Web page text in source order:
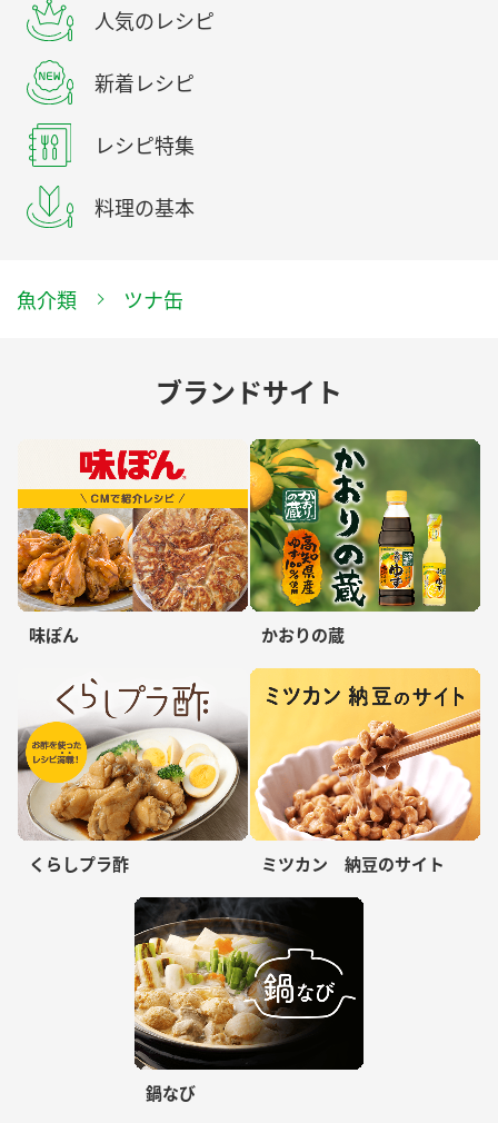
人気のレシピ
新着レシピ
レシピ特集
料理の基本
魚介類 ツナ缶
ブランドサイト
味ぽん かおりの蔵
くらしプラ酢 ミツカン 納豆のサイト
鍋なび